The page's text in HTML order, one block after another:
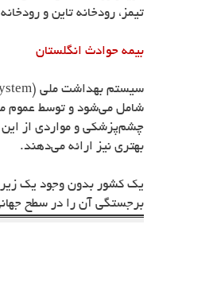
تیمز، رودخانه تاین و
بیمه حوادث انگلستان
سیستم بهداشت ملی (
چشم‌پزشکی و مواردی از
بهتری نیز ارائه می‌دهند.
یک کشور بدون وجود یک
برجستگی آن را در سطح